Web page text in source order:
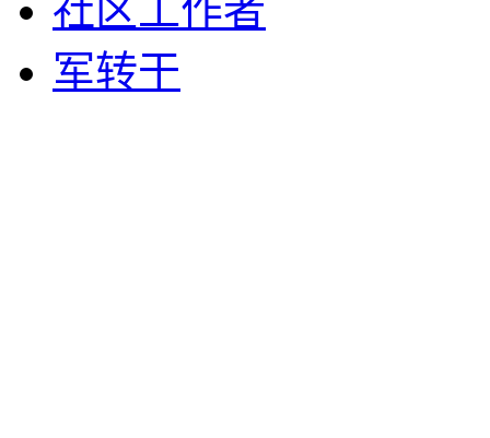
社区工作者
军转干